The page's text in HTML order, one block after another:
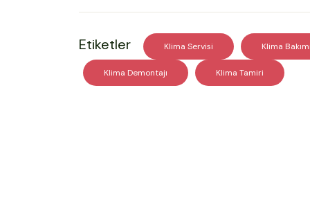
Etiketler Klima Servisi Klima Bakımı
Klima Demontajı Klima Tamiri